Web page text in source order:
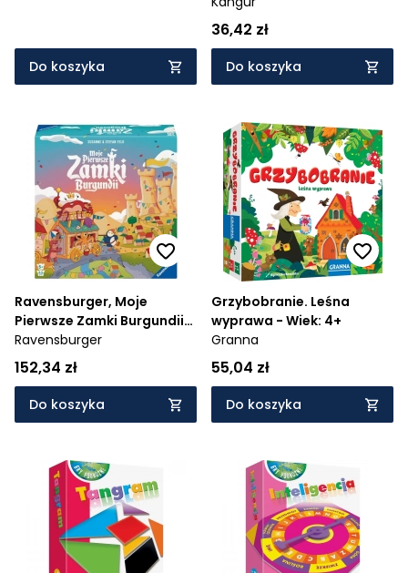
Do koszyka
36,42 zł
Do koszyka
Ravensburger, Moje
Pierwsze Zamki Burgundii
(24900) - Wiek: 5+
Ravensburger
152,34 zł
Do koszyka
Grzybobranie. Leśna
wyprawa - Wiek: 4+
Granna
55,04 zł
Do koszyka